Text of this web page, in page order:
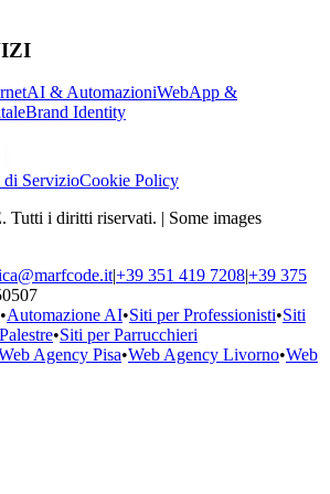
AI & AutomazioniWebApp &
Brand Identity
di ServizioCookie Policy
i diritti riservati. | Some images
|+39 351 419 7208|+39 375
•Automazione AI•Siti per Professionisti•Siti
•Siti per Parrucchieri
Agency Pisa•Web Agency Livorno•Web